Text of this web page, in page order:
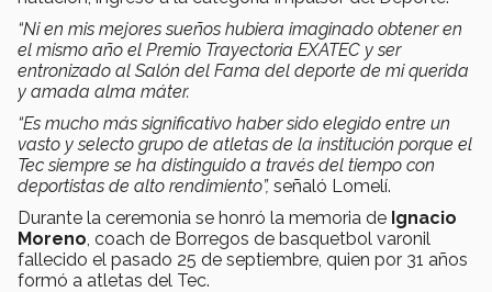
“Ni en mis mejores sueños hubiera imaginado obtener en
el mismo año el Premio Trayectoria EXATEC y ser
entronizado al Salón del Fama del deporte de mi querida
y amada alma máter.
“Es mucho más significativo haber sido elegido entre un
vasto y selecto grupo de atletas de la institución porque el
Tec siempre se ha distinguido a través del tiempo con
deportistas de alto rendimiento”, señaló Lomelí.
Durante la ceremonia se honró la memoria de Ignacio
Moreno , coach de Borregos de basquetbol varonil
fallecido el pasado 25 de septiembre, quien por 31 años
formó a atletas del Tec.